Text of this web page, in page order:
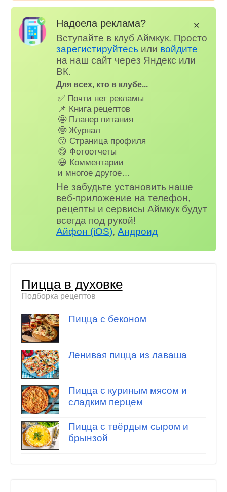
Надоела реклама?
Вступайте в клуб Аймкук. Просто
зарегистируйтесь или войдите
на наш сайт через Яндекс или
ВК.
Для всех, кто в клубе...
✅ Почти нет рекламы
📌 Книга рецептов
🤩 Планер питания
🤓 Журнал
😗 Страница профиля
😋 Фотоотчеты
😃 Комментарии
и многое другое…
Не забудьте установить наше
веб-приложение на телефон,
рецепты и сервисы Аймкук будут
всегда под рукой!
Айфон (iOS),Андроид
✕
Пицца в духовке
Подборка рецептов
Пицца с беконом
Ленивая пицца из лаваша
Пицца с куриным мясом и
сладким перцем
Пицца с твёрдым сыром и
брынзой